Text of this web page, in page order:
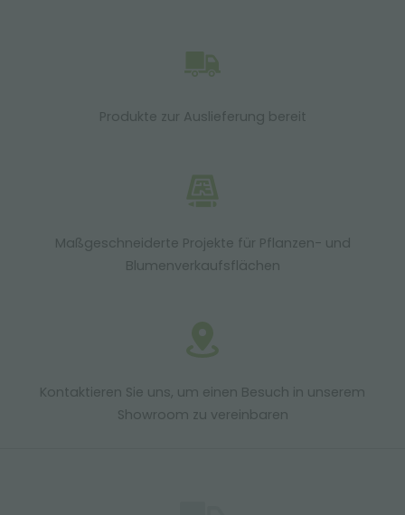
Produkte zur Auslieferung bereit
Maßgeschneiderte Projekte für Pflanzen- und
Blumenverkaufsflächen
Kontaktieren Sie uns, um einen Besuch in unserem
Showroom zu vereinbaren